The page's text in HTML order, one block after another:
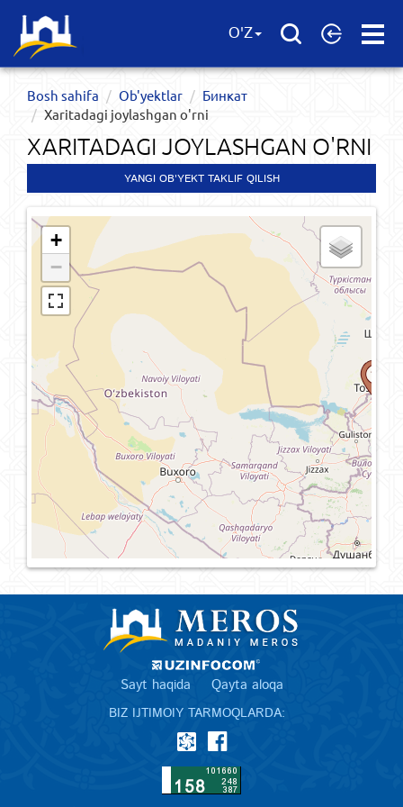
Open
O'Z
Bosh sahifa Ob'yektlar​
Бинкат
Xaritadagi joylashgan o'rni
XARITADAGI JOYLASHGAN O'RNI
YANGI OB'YEKT TAKLIF QILISH
+
−
Sayt haqida Qayta aloqa
BIZ IJTIMOIY TARMOQLARDA: